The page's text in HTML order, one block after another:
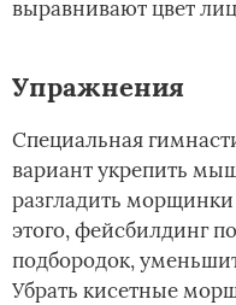
выравнивают цвет
Упражнения
Специальная
вариант укрепить
разгладить
этого, фейсбилдинг
подбородок,
Убрать кисетные